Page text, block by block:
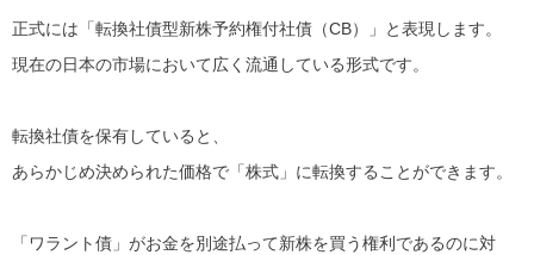
正式には「転換社債型新株予約権付社債（CB）」と表現します。
現在の日本の市場において広く流通している形式です。
転換社債を保有していると、
あらかじめ決められた価格で「株式」に転換することができます。
「ワラント債」がお金を別途払って新株を買う権利であるのに対